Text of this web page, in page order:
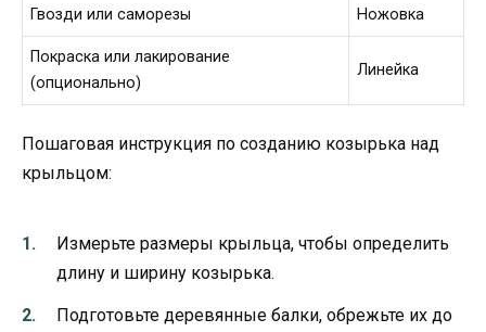
Гвозди или саморезы Ножовка
Покраска или лакирование
(опционально)
Линейка
Пошаговая инструкция по созданию козырька над
крыльцом:
Измерьте размеры крыльца, чтобы определить
длину и ширину козырька.
Подготовьте деревянные балки, обрежьте их до